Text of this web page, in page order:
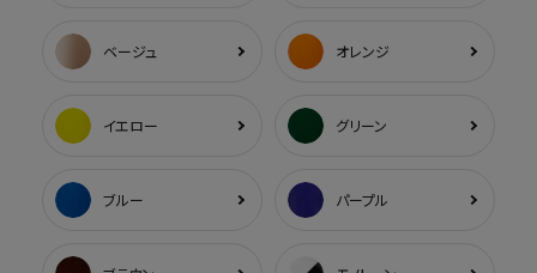
ベージュ オレンジ
イエロー グリーン
ブルー パープル